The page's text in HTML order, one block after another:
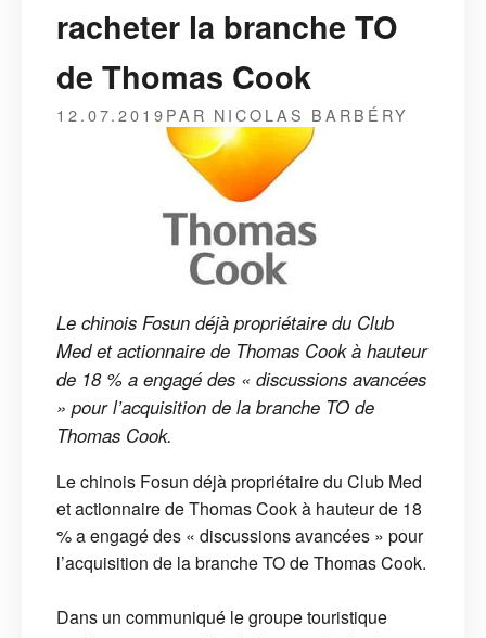
racheter la branche TO
de Thomas Cook
12.07.2019PAR NICOLAS BARBÉRY
Le chinois Fosun déjà propriétaire du Club
Med et actionnaire de Thomas Cook à hauteur
de 18 % a engagé des « discussions avancées
» pour l’acquisition de la branche TO de
Thomas Cook.
Le chinois Fosun déjà propriétaire du Club Med
et actionnaire de Thomas Cook à hauteur de 18
% a engagé des « discussions avancées » pour
l’acquisition de la branche TO de Thomas Cook.
Dans un communiqué le groupe touristique